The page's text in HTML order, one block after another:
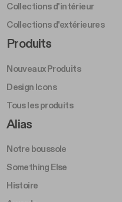
Collections d'intérieur
Collections d'extérieures
Footer Right
Produits
Nouveaux Produits
Design Icons
Tous les produits
Footer Right A
Alias
Notre boussole
Something Else
Histoire